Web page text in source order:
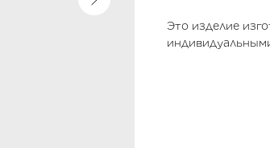
Это изделие